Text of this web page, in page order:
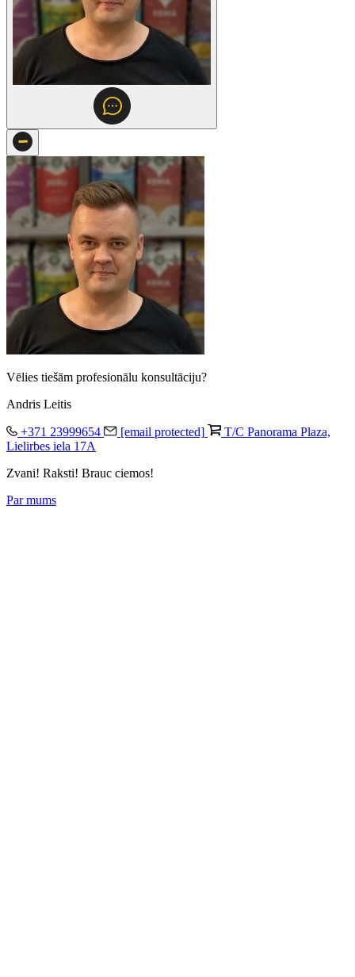
Vēlies tiešām profesionālu konsultāciju?
Andris Leitis
+371 23999654 [email protected]
T/C Panorama Plaza,
Lielirbes iela 17A
Zvani! Raksti! Brauc ciemos!
Par mums